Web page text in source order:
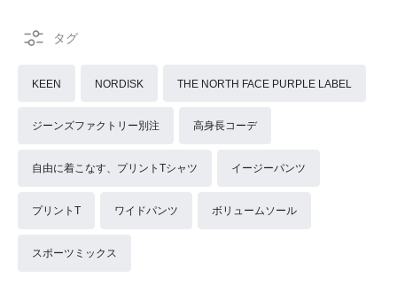
KEEN NORDISK THE NORTH FACE PURPLE LABEL
ジーンズファクトリー別注 高身長コーデ
自由に着こなす、プリントTシャツ イージーパンツ
プリントT ワイドパンツ ボリュームソール
スポーツミックス